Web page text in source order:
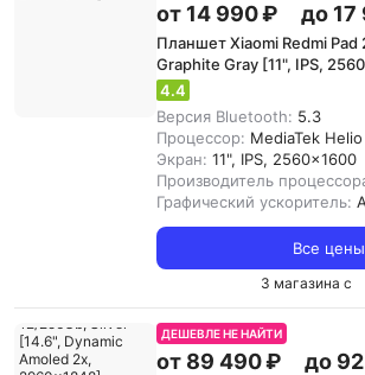
от 14 990 ₽ до 17
Планшет Xiaomi Redmi Pad
Graphite Gray [11", IPS,
4.4
Версия Bluetooth: 5.3
Процессор: MediaTek
Экран: 11", IPS, 2560x1600
Производитель
Графический ускоритель:
Все цены
3 магазина с
ДЕШЕВЛЕ НЕ НАЙТИ
от 89 490 ₽ до